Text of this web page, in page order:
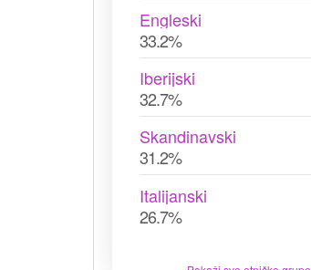
Engleski
33.2%
Iberijski
32.7%
Skandinavski
31.2%
Italijanski
26.7%